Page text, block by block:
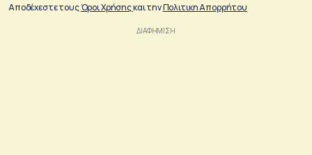
Αποδέχεστε τουςΌροι Χρήσηςκαι τηνΠολιτικη Απορρήτου